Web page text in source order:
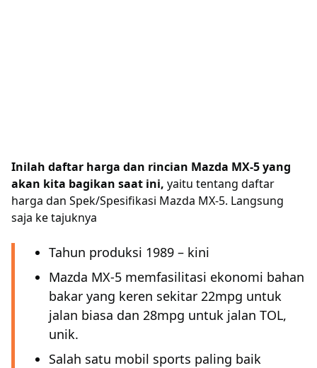
Inilah daftar harga dan rincian Mazda MX-5 yang
akan kita bagikan saat ini, yaitu tentang daftar
harga dan Spek/Spesifikasi Mazda MX-5. Langsung
saja ke tajuknya
Tahun produksi 1989 – kini
Mazda MX-5 memfasilitasi ekonomi bahan
bakar yang keren sekitar 22mpg untuk
jalan biasa dan 28mpg untuk jalan TOL,
unik.
Salah satu mobil sports paling baik